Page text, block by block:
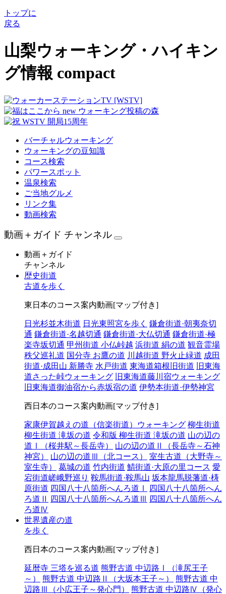
トップに
戻る
山梨ウォーキング・ハイキン
グ情報 compact
バーチャルウォーキング
ウォーキングの豆知識
コース検索
パワースポット
温泉検索
ご当地グルメ
リンク集
動画検索
動画＋ガイド チャンネル
動画＋ガイド
チャンネル
歴史街道
古道を歩く
東日本のコース案内動画[マップ付き]
日光杉並木街道 日光東照宮を歩く 鎌倉街道·朝夷奈切
通 鎌倉街道·名越切通 鎌倉街道·大仏切通 鎌倉街道·極
楽寺坂切通 甲州街道 小仏峠越 浜街道 絹の道 観音霊場
秩父巡礼道 国分寺 お鷹の道 川越街道 野火止緑道 成田
街道·成田山 新勝寺 水戸街道 東海道箱根旧街道
旧東海
道さった峠ウォーキング
旧東海道藤川宿ウォーキング
旧東海道御油宿から赤坂宿の道 伊勢本街道·伊勢神宮
西日本のコース案内動画[マップ付き]
家康伊賀越えの道（信楽街道）ウォーキング 柳生街道
柳生街道 滝坂の道 令和版 柳生街道 滝坂の道 山の辺の
道Ⅰ（桜井駅～長岳寺）
山の辺の道Ⅱ（長岳寺～石神
神宮）
山の辺の道Ⅲ（北コース）
室生古道（大野寺～
室生寺）
葛城の道 竹内街道 鯖街道·大原の里コース 愛
宕街道嵯峨野巡り 鞍馬街道·鞍馬山 坂本龍馬脱藩道·梼
原街道 四国八十八箇所へんろ道Ⅰ
四国八十八箇所へん
ろ道Ⅱ
四国八十八箇所へんろ道Ⅲ 四国八十八箇所へん
ろ道Ⅳ
世界遺産の道
を歩く
西日本のコース案内動画[マップ付き]
延暦寺 三塔を巡る道 熊野古道 中辺路Ⅰ（滝尻王子
～）
熊野古道 中辺路Ⅱ（大坂本王子～）
熊野古道 中
辺路Ⅲ（小広王子～発心門）
熊野古道 中辺路Ⅳ（発心